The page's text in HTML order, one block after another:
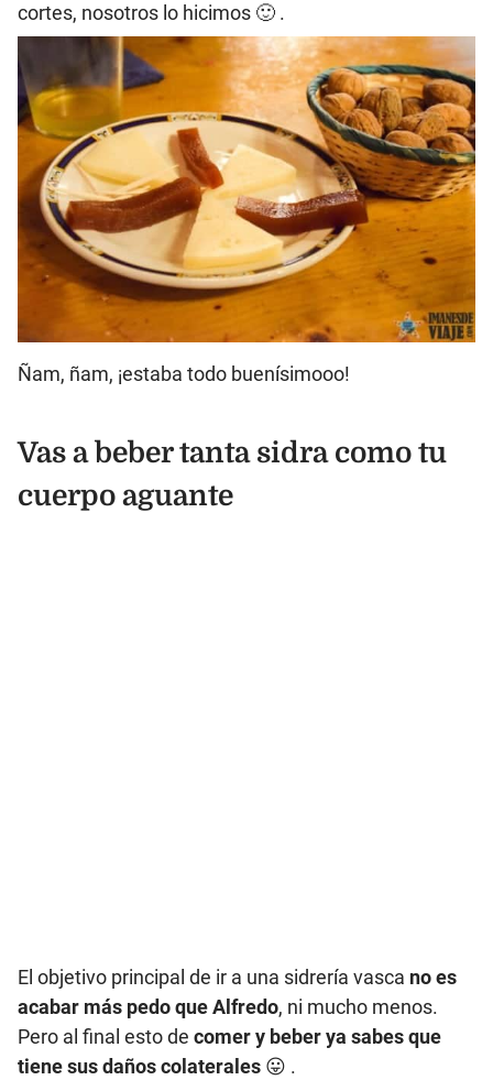
cortes, nosotros lo hicimos 🙂 .
Ñam, ñam, ¡estaba todo buenísimooo!
Vas a beber tanta sidra como tu
cuerpo aguante
El objetivo principal de ir a una sidrería vasca no es
acabar más pedo que Alfredo, ni mucho menos.
Pero al final esto de comer y beber ya sabes que
tiene sus daños colaterales 😛 .